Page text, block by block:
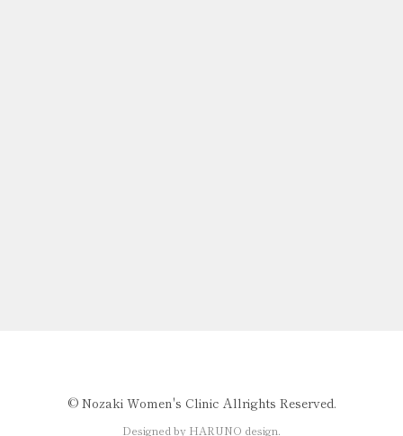
©️ Nozaki Women's Clinic Allrights Reserved.
Designed by HARUNO design.